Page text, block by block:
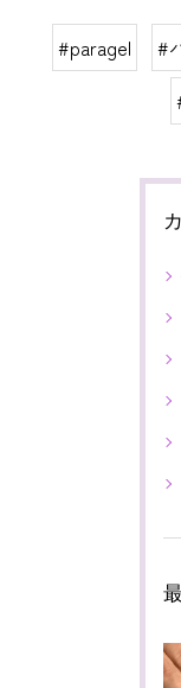
#paragel #